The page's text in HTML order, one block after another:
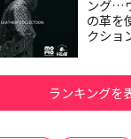
ング…
の革を
クショ
ランキングを